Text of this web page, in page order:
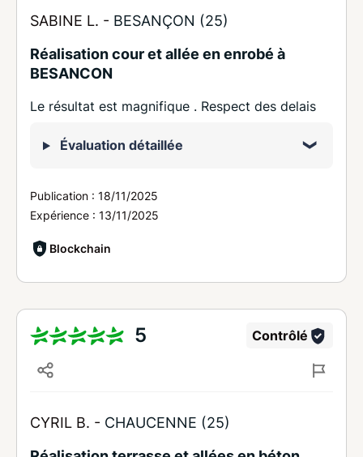
SABINE L. - BESANÇON (25)
Réalisation cour et allée en enrobé à
BESANCON
Le résultat est magnifique . Respect des delais
Évaluation détaillée
Publication : 18/11/2025
Expérience : 13/11/2025
Blockchain
5 Contrôlé
CYRIL B. - CHAUCENNE (25)